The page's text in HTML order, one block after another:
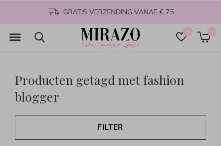
0 0
GRATIS VERZENDING VANAF € 75
Producten getagd met fashion
blogger
FILTER